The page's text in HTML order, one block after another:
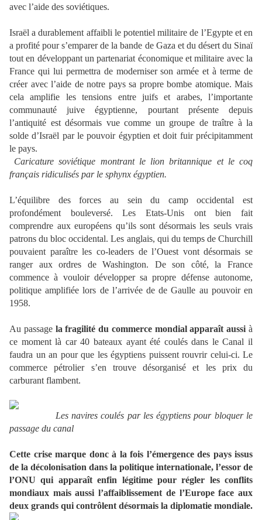
avec l’aide des soviétiques.
Israël a durablement affaibli le potentiel militaire de l’Egypte et en
a profité pour s’emparer de la bande de Gaza et du désert du Sinaï
tout en développant un partenariat économique et militaire avec la
France qui lui permettra de moderniser son armée et à terme de
créer avec l’aide de notre pays sa propre bombe atomique. Mais
cela amplifie les tensions entre juifs et arabes, l’importante
communauté juive égyptienne, pourtant présente depuis
l’antiquité est désormais vue comme un groupe de traître à la
solde d’Israël par le pouvoir égyptien et doit fuir précipitamment
le pays.
Caricature soviétique montrant le lion britannique et le coq
français ridiculisés par le sphynx égyptien.
L’équilibre des forces au sein du camp occidental est
profondément bouleversé. Les Etats-Unis ont bien fait
comprendre aux européens qu’ils sont désormais les seuls vrais
patrons du bloc occidental. Les anglais, qui du temps de Churchill
pouvaient paraître les co-leaders de l’Ouest vont désormais se
ranger aux ordres de Washington. De son côté, la France
commence à vouloir développer sa propre défense autonome,
politique amplifiée lors de l’arrivée de de Gaulle au pouvoir en
1958.
Au passage la fragilité du commerce mondial apparaît aussi à
ce moment là car 40 bateaux ayant été coulés dans le Canal il
faudra un an pour que les égyptiens puissent rouvrir celui-ci. Le
commerce pétrolier s’en trouve désorganisé et les prix du
carburant flambent.
Les navires coulés par les égyptiens pour bloquer le
passage du canal
Cette crise marque donc à la fois l’émergence des pays issus
de la décolonisation dans la politique internationale, l’essor de
l’ONU qui apparaît enfin légitime pour régler les conflits
mondiaux mais aussi l’affaiblissement de l’Europe face aux
deux grands qui contrôlent désormais la diplomatie mondiale.